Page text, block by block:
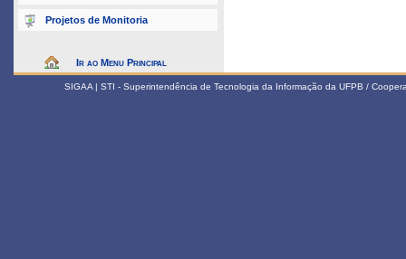
Projetos de Monitoria
Ir ao Menu Principal
SIGAA | STI - Superintendência de Tecnologia da Informação da UFPB /